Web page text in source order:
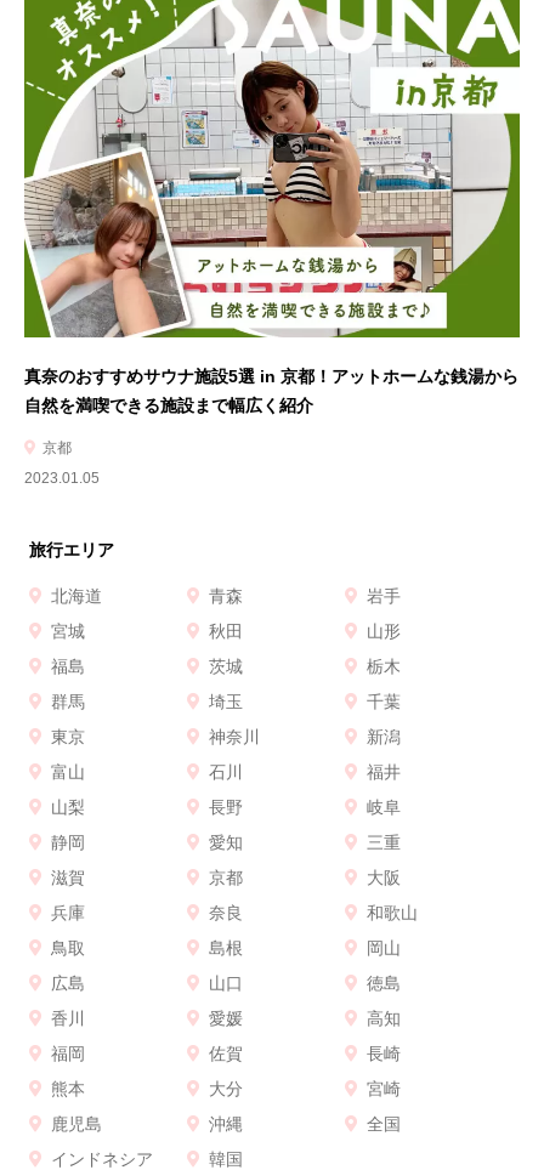
真奈のおすすめサウナ施設5選 in 京都！アットホームな銭湯から
自然を満喫できる施設まで幅広く紹介
京都
2023.01.05
旅行エリア
北海道 青森
岩手
宮城
秋田
山形
福島
茨城
栃木
群馬
埼玉
千葉
東京
神奈川
新潟
富山
石川
福井
山梨
長野
岐阜
静岡
愛知
三重
滋賀
京都
大阪
兵庫
奈良
和歌山
鳥取
島根
岡山
広島
山口
徳島
香川
愛媛
高知
福岡
佐賀
長崎
熊本
大分
宮崎
鹿児島
沖縄
全国
インドネシア
韓国